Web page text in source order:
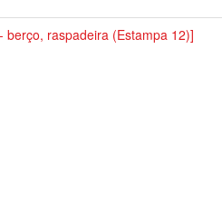
berço, raspadeira (Estampa 12)]